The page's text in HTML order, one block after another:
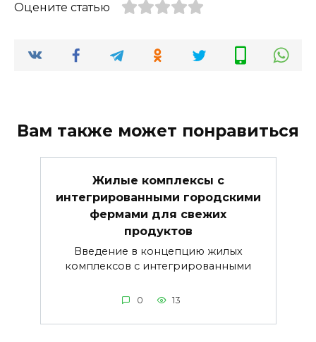
Оцените статью
Вам также может понравиться
Жилые комплексы с
интегрированными городскими
фермами для свежих
продуктов
Введение в концепцию жилых
комплексов с интегрированными
0 13